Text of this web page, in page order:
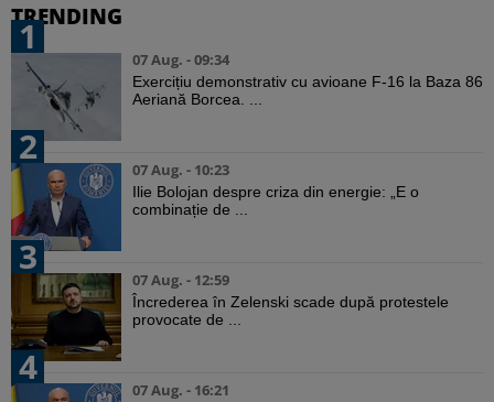
TRENDING
1
07 Aug. - 09:34
Exercițiu demonstrativ cu avioane F-16 la Baza 86
Aeriană Borcea. ...
2
07 Aug. - 10:23
Ilie Bolojan despre criza din energie: „E o
combinație de ...
3
07 Aug. - 12:59
Încrederea în Zelenski scade după protestele
provocate de ...
4
07 Aug. - 16:21